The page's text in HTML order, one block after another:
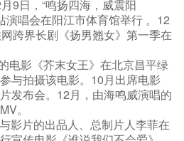
9日，“鸣扬四海，威震阳
演唱会在阳江市体育馆举行 。12
跨界长剧《扬男翘女》第一季在
电影《芥末女王》在北京昌平绿
与拍摄该电影。10月出席电影
发布会。12月，由海鸣威演唱的
。
影片的出品人、总制片人李菲在